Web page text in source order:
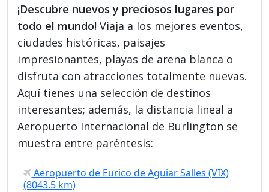
¡Descubre nuevos y preciosos lugares por
todo el mundo! Viaja a los mejores eventos,
ciudades históricas, paisajes
impresionantes, playas de arena blanca o
disfruta con atracciones totalmente nuevas.
Aquí tienes una selección de destinos
interesantes; además, la distancia lineal a
Aeropuerto Internacional de Burlington se
muestra entre paréntesis:
Aeropuerto de Eurico de Aguiar Salles (VIX)
(8043.5 km)